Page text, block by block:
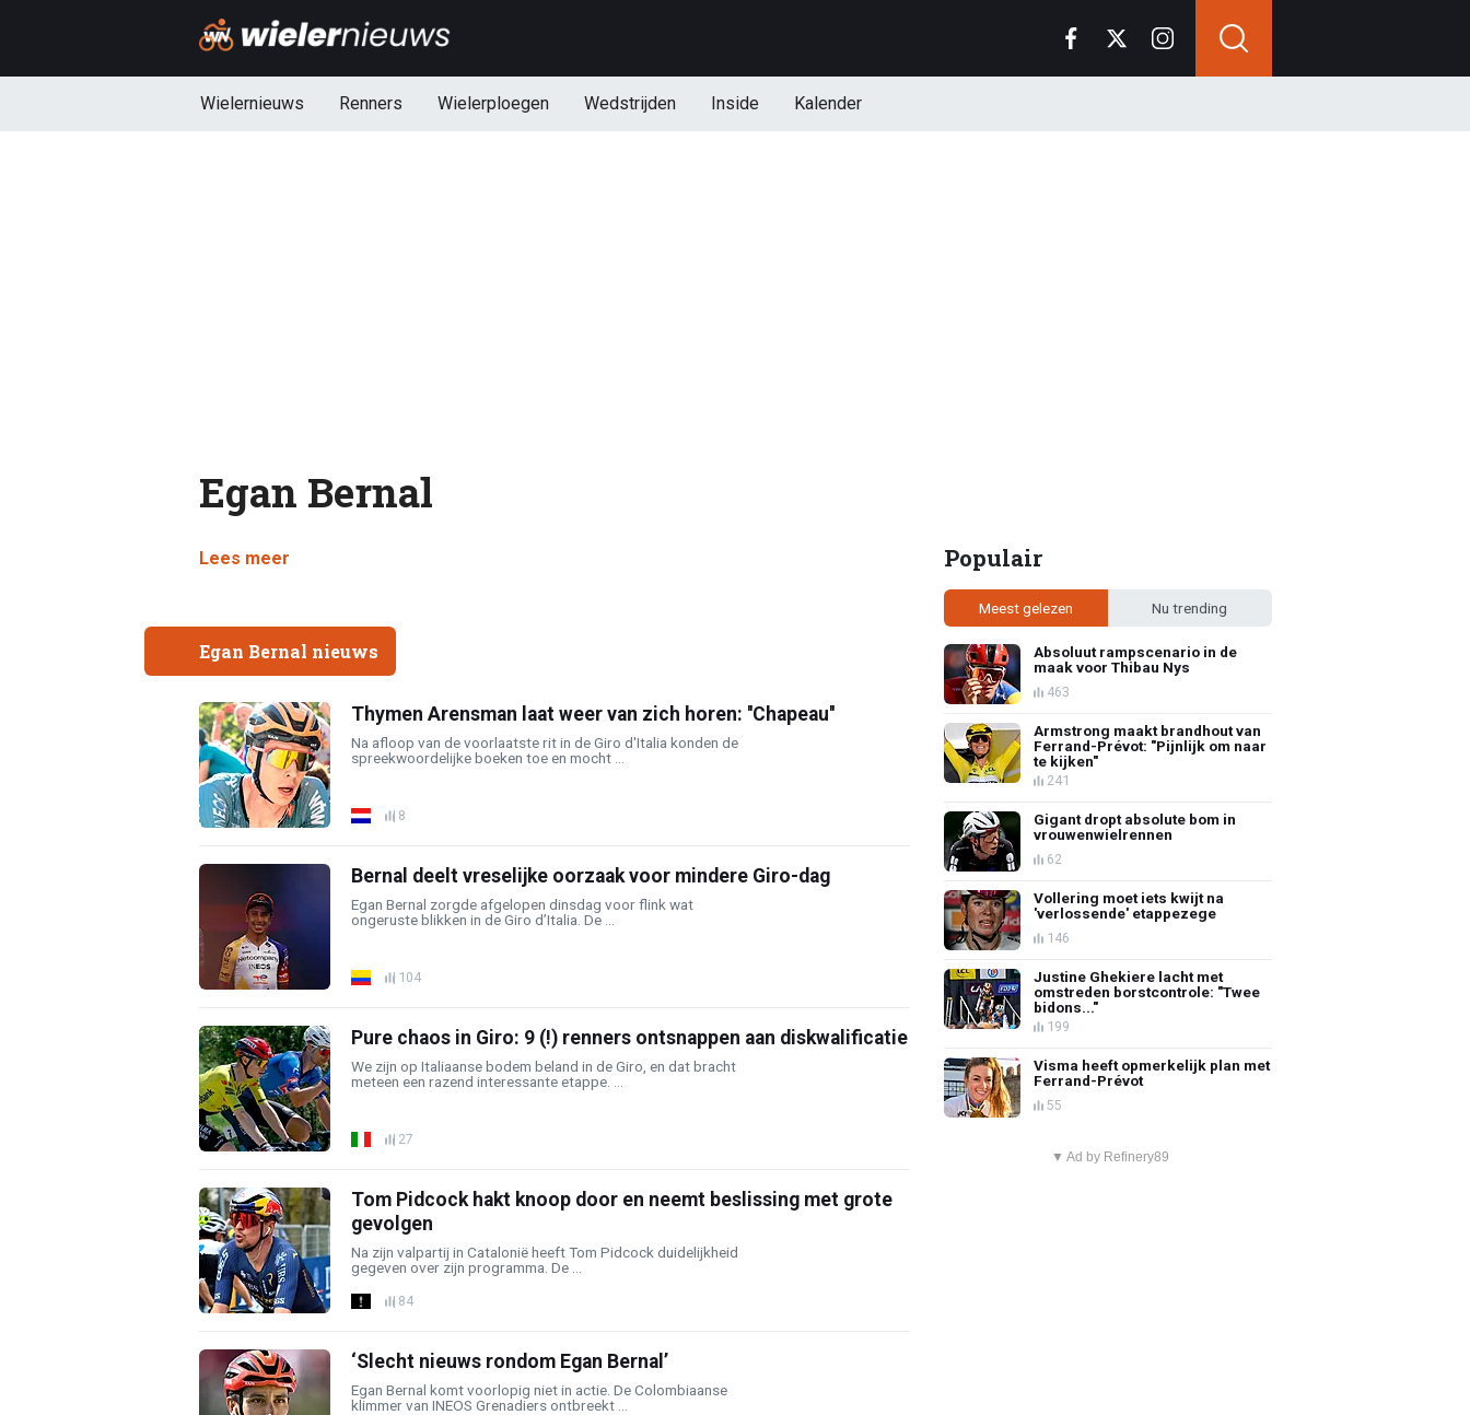
Wielernieuws Renners Wielerploegen Wedstrijden Inside Kalender
Egan Bernal
Lees meer
Egan Bernal nieuws
Thymen Arensman laat weer van zich horen: ''Chapeau''
Na afloop van de voorlaatste rit in de Giro d'Italia konden de
spreekwoordelijke boeken toe en mocht ...
8
Bernal deelt vreselijke oorzaak voor mindere Giro-dag
Egan Bernal zorgde afgelopen dinsdag voor flink wat
ongeruste blikken in de Giro d’Italia. De ...
104
Pure chaos in Giro: 9 (!) renners ontsnappen aan diskwalificatie
We zijn op Italiaanse bodem beland in de Giro, en dat bracht
meteen een razend interessante etappe. ...
27
Tom Pidcock hakt knoop door en neemt beslissing met grote
gevolgen
Na zijn valpartij in Catalonië heeft Tom Pidcock duidelijkheid
gegeven over zijn programma. De ...
84
‘Slecht nieuws rondom Egan Bernal’
Egan Bernal komt voorlopig niet in actie. De Colombiaanse
klimmer van INEOS Grenadiers ontbreekt ...
Populair
Meest gelezen Nu trending
Absoluut rampscenario in de
maak voor Thibau Nys
463
Armstrong maakt brandhout van
Ferrand-Prévot: "Pijnlijk om naar
te kijken"
241
Gigant dropt absolute bom in
vrouwenwielrennen
62
Vollering moet iets kwijt na
'verlossende' etappezege
146
Justine Ghekiere lacht met
omstreden borstcontrole: "Twee
bidons..."
199
Visma heeft opmerkelijk plan met
Ferrand-Prévot
55
▼ Ad by Refinery89